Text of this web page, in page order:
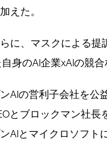
えた。
に、マスクによる提
身のAI企業xAIの競
AIの営利子会社を公
とブロックマン社
AIとマイクロソフト